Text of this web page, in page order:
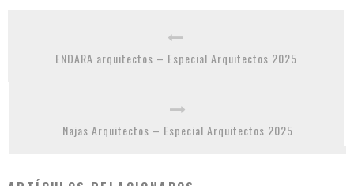
ENDARA arquitectos – Especial Arquitectos 2025
Najas Arquitectos – Especial Arquitectos 2025